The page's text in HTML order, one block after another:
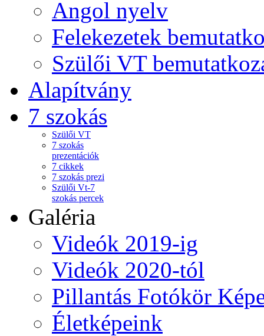
Angol nyelv
Felekezetek
Szülői VT
Alapítvány
7 szokás
Szülői VT
7 szokás
prezentációk
7 cikkek
7 szokás prezi
Szülői Vt-7
szokás percek
Galéria
Videók 2019-ig
Videók 2020-tól
Pillantás Fotókör
Életképeink